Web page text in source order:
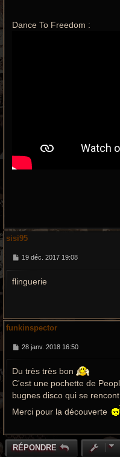
Dance To Freedom :
sisi95
M
s
19 déc. 2017 19:08
flinguerie
funkinspector
M
s
g
e
28 janv. 2018 16:50
Du très très bon
C'est une pochette de
bugnes disco qui se
Merci pour la découverte
RÉPONDRE